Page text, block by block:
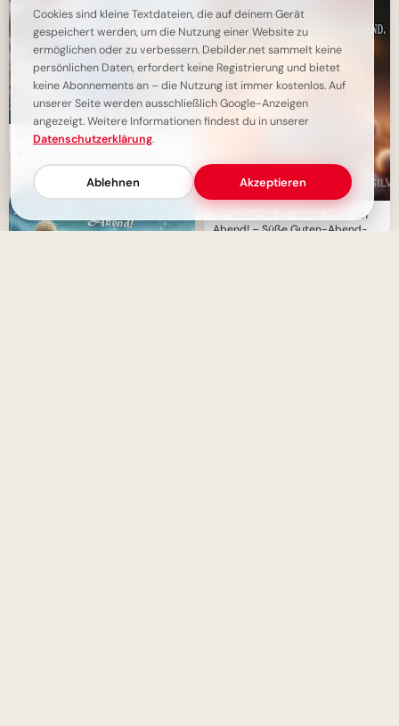
Ich wünsche dir einen
Guten-Abend-Grüße zum Teilen
Ich wünsche dir einen schönen
Abend! – Süße Guten-Abend-
Cookies sind kleine Textdateien, die auf deinem Gerät
gespeichert werden, um die Nutzung einer Website zu
ermöglichen oder zu verbessern. Debilder.net sammelt keine
persönlichen Daten, erfordert keine Registrierung und bietet
keine Abonnements an – die Nutzung ist immer kostenlos. Auf
unserer Seite werden ausschließlich Google-Anzeigen
angezeigt. Weitere Informationen findest du in unserer
Datenschutzerklärung.
Ablehnen Akzeptieren